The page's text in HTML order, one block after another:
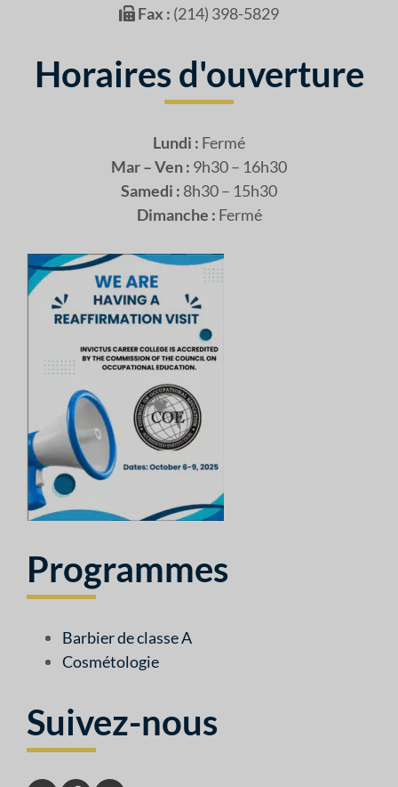
Fax : (214) 398-5829
Horaires d'ouverture
Lundi : Fermé
Mar – Ven : 9h30 – 16h30
Samedi : 8h30 – 15h30
Dimanche : Fermé
Programmes
Barbier de classe A
Cosmétologie
Suivez-nous